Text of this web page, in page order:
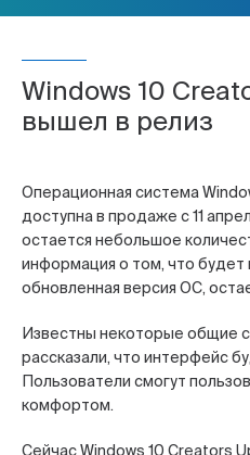
Windows 10
вышел в релиз
Операционная система
доступна в продаже с 11
остается небольшое
информация о том, что будет
обновленная версия ОС,
Известны некоторые общие
рассказали, что интерфейс
Пользователи смогут
комфортом.
Сейчас Windows 10 Creators